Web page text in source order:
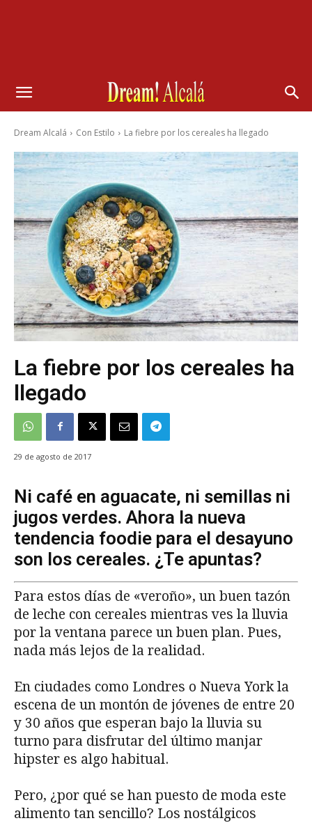
Dream Alcalá Con Estilo La fiebre por los cereales ha llegado
La fiebre por los cereales ha
llegado
29 de agosto de 2017
Ni café en aguacate, ni semillas ni
jugos verdes. Ahora la nueva
tendencia foodie para el desayuno
son los cereales. ¿Te apuntas?
Para estos días de «veroño», un buen tazón
de leche con cereales mientras ves la lluvia
por la ventana parece un buen plan. Pues,
nada más lejos de la realidad.
En ciudades como Londres o Nueva York la
escena de un montón de jóvenes de entre 20
y 30 años que esperan bajo la lluvia su
turno para disfrutar del último manjar
hipster es algo habitual.
Pero, ¿por qué se han puesto de moda este
alimento tan sencillo? Los nostálgicos